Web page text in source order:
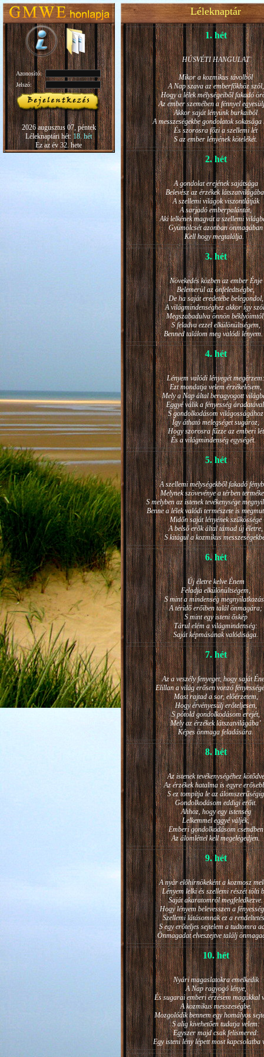
Azonosító:
Jelszó:
2026 augusztus 07, péntek
Léleknaptári hét:18. hét
Ez az év 32. hete
Léleknaptár
1. hét
HÚSVÉTI HANGULAT
Mikor a kozmikus távolból
A Nap szava az emberfőkhöz szól,
Hogy a lélek mélységeiből fakadó
Az ember szemében a fénnyel
Akkor saját lényünk burkaiból
A messzeségekbe gondolatok sokasága
És szorosra főzi a szellemi lét
S az ember lényének kötelékét.
2. hét
A gondolat erejének sajátsága
Belevész az érzékek
A szellemi világok viszontlátják
A sarjadó emberpalántát,
Aki lelkének magvát a szellemi
Gyümölcsét azonban önmagában
Kell hogy megtalálja.
3. hét
Növekedés közben az ember Énje
Belemerül az önfeledtségbe,
De ha saját eredetébe belegondol,
A világmindenséghez akkor így
Megszabadulva önnön
S feladva ezzel elkülönültségem,
Benned találom meg valódi
4. hét
Lényem valódi lényegét megérzem:
Ezt mondatja velem érzékelésem,
Mely a Nap által beragyogott
Eggyé válik a fényesség
S gondolkodásom világosságához
Így átható melegséget sugároz,
Hogy szorosra fűzze az emberi lét
És a világmindenség egységét.
5. hét
A szellemi mélységekből fakadó
Melynek szövevénye a térben
S melyben az istenek tevékenysége
Benne a lélek valódi természete is
Midőn saját lényének szűkössége
A belső erők által támad új életre,
S kitágul a kozmikus
6. hét
Új életre kelve Énem
Feladja elkülönültségem,
S mint a mindenség
A téridő erőiben talál önmagára;
S mint egy isteni őskép
Tárul elém a világmindenség:
Saját képmásának valódisága.
7. hét
Az a veszély fenyeget, hogy saját
Elillan a világ erősen vonzó
Most rajtad a sor, előérzetem,
Hogy érvényesülj erőteljesen,
S pótold gondolkodásom erejét,
Mely az érzékek látszatvilágába’
Képes önmaga feladására.
8. hét
Az istenek tevékenységéhez kötődve
Az érzékek hatalma is egyre
S ez tompítja le az álomszerűségig
Gondolkodásom eddigi erőit.
Ahhoz, hogy egy istenség
Lelkemmel eggyé váljék,
Emberi gondolkodásom csendben
Az álomléttel kell megelégedjen.
9. hét
A nyár előhírnökeként a kozmosz
Lényem lelki és szellemi részét tölti
Saját akaratomról megfeledkezve.
Hogy lényem belevesszen a
Szellemi látásomnak ez a
S egy erőteljes sejtelem a tudtomra
Önmagadat elveszejtve találj
10. hét
Nyári magaslatokra emelkedik
A Nap ragyogó lénye,
És sugarai emberi érzésem magukkal
A kozmikus messzeségbe.
Mozgolódik bennem egy homályos
S alig kivehetően tudatja velem:
Egyszer majd csak felismered:
Egy isteni lény lépett most kapcsolatba